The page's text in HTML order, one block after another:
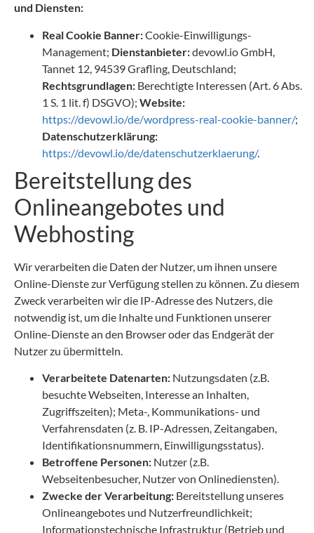
und Diensten:
Real Cookie Banner:Cookie-Einwilligungs-
Management; Dienstanbieter:devowl.io GmbH,
Tannet 12, 94539 Grafling, Deutschland;
Rechtsgrundlagen: Berechtigte Interessen (Art. 6 Abs.
1 S. 1 lit. f) DSGVO); Website:
https://devowl.io/de/wordpress-real-cookie-banner/;
Datenschutzerklärung:
https://devowl.io/de/datenschutzerklaerung/.
Bereitstellung des
Onlineangebotes und
Webhosting
Wir verarbeiten die Daten der Nutzer, um ihnen unsere
Online-Dienste zur Verfügung stellen zu können. Zu diesem
Zweck verarbeiten wir die IP-Adresse des Nutzers, die
notwendig ist, um die Inhalte und Funktionen unserer
Online-Dienste an den Browser oder das Endgerät der
Nutzer zu übermitteln.
Verarbeitete Datenarten: Nutzungsdaten (z.B.
besuchte Webseiten, Interesse an Inhalten,
Zugriffszeiten); Meta-, Kommunikations- und
Verfahrensdaten (z. B. IP-Adressen, Zeitangaben,
Identifikationsnummern, Einwilligungsstatus).
Betroffene Personen: Nutzer (z.B.
Webseitenbesucher, Nutzer von Onlinediensten).
Zwecke der Verarbeitung: Bereitstellung unseres
Onlineangebotes und Nutzerfreundlichkeit;
Informationstechnische Infrastruktur (Betrieb und